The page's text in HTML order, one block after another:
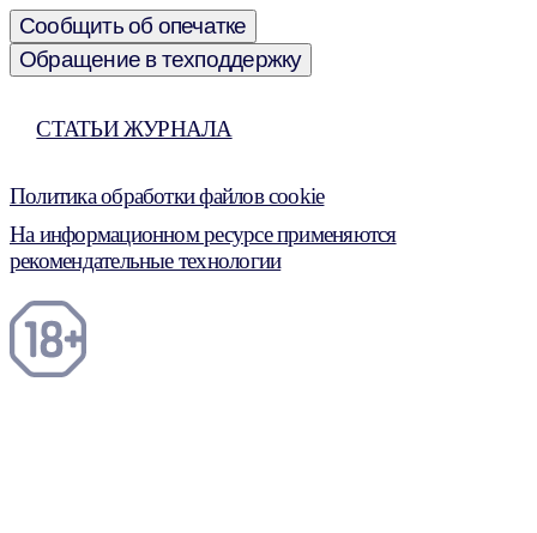
Сообщить об опечатке
Обращение в техподдержку
СТАТЬИ ЖУРНАЛА
Политика обработки файлов cookie
На информационном ресурсе применяются
рекомендательные технологии